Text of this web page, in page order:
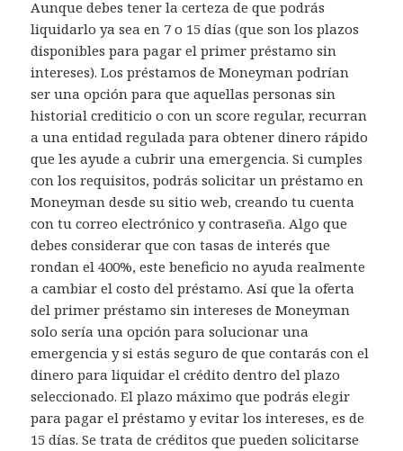
Aunque debes tener la certeza de que podrás
liquidarlo ya sea en 7 o 15 días (que son los plazos
disponibles para pagar el primer préstamo sin
intereses). Los préstamos de Moneyman podrían
ser una opción para que aquellas personas sin
historial crediticio o con un score regular, recurran
a una entidad regulada para obtener dinero rápido
que les ayude a cubrir una emergencia. Si cumples
con los requisitos, podrás solicitar un préstamo en
Moneyman desde su sitio web, creando tu cuenta
con tu correo electrónico y contraseña. Algo que
debes considerar que con tasas de interés que
rondan el 400%, este beneficio no ayuda realmente
a cambiar el costo del préstamo. Así que la oferta
del primer préstamo sin intereses de Moneyman
solo sería una opción para solucionar una
emergencia y si estás seguro de que contarás con el
dinero para liquidar el crédito dentro del plazo
seleccionado. El plazo máximo que podrás elegir
para pagar el préstamo y evitar los intereses, es de
15 días. Se trata de créditos que pueden solicitarse